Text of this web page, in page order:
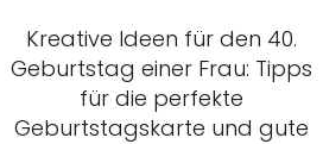
Kreative Ideen für den 40.
Geburtstag einer Frau: Tipps
für die perfekte
Geburtstagskarte und gute